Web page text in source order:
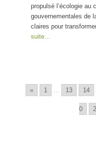
propulsé l’écologie au
gouvernementales de
claires pour
suite…
« 1 13 14
0